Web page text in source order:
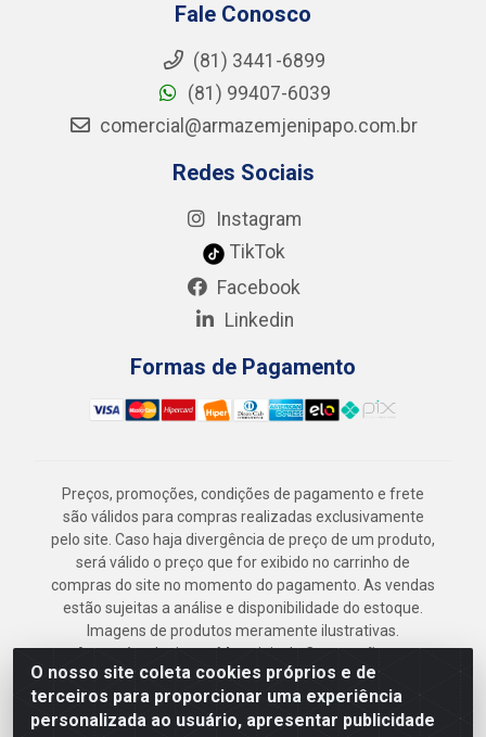
O nosso site coleta cookies próprios e de
terceiros para proporcionar uma experiência
personalizada ao usuário, apresentar publicidade
Fale Conosco
(81) 3441-6899
(81) 99407-6039
comercial@armazemjenipapo.com.br
Redes Sociais
Instagram
TikTok
Facebook
Linkedin
Formas de Pagamento
Preços, promoções, condições de pagamento e frete
são válidos para compras realizadas exclusivamente
pelo site. Caso haja divergência de preço de um produto,
será válido o preço que for exibido no carrinho de
compras do site no momento do pagamento. As vendas
estão sujeitas a análise e disponibilidade do estoque.
Imagens de produtos meramente ilustrativas.
Armazém Jenipapo Materiais de Construção em
Geral LTDA - Rua das Flores, 2691 - Guabiraba,
Recife/PE - CEP 52.291-630 - CNPJ
41.097.379/0001-